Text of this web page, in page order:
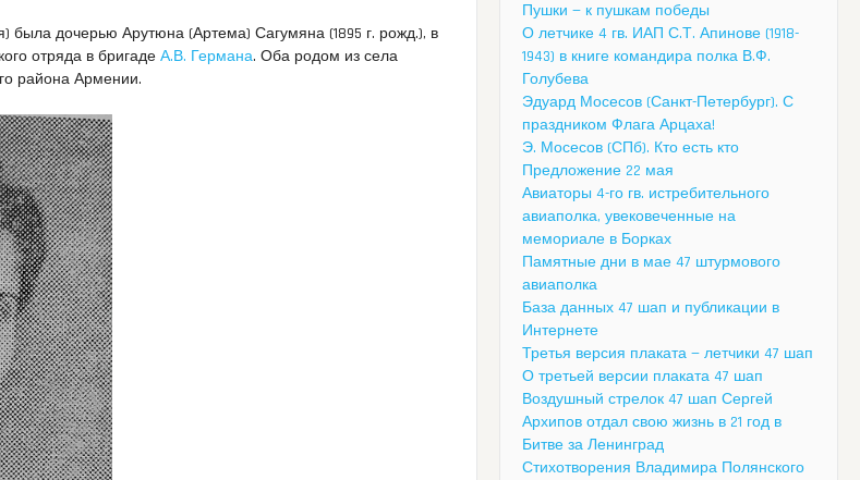
была дочерью Арутюна (Артема) Сагумяна (1895 г. рожд.), в
отряда в бригадеА.В. Германа. Оба родом из села
района Армении.
Пушки — к пушкам победы
О летчике 4 гв. ИАП С.Т. Апинове (1918-
1943) в книге командира полка В.Ф.
Голубева
Эдуард Мосесов (Санкт-Петербург). С
праздником Флага Арцаха!
Э. Мосесов (СПб). Кто есть кто
Предложение 22 мая
Авиаторы 4-го гв. истребительного
авиаполка, увековеченные на
мемориале в Борках
Памятные дни в мае 47 штурмового
авиаполка
База данных 47 шап и публикации в
Интернете
Третья версия плаката — летчики 47 шап
О третьей версии плаката 47 шап
Воздушный стрелок 47 шап Сергей
Архипов отдал свою жизнь в 21 год в
Битве за Ленинград
Стихотворения Владимира Полянского